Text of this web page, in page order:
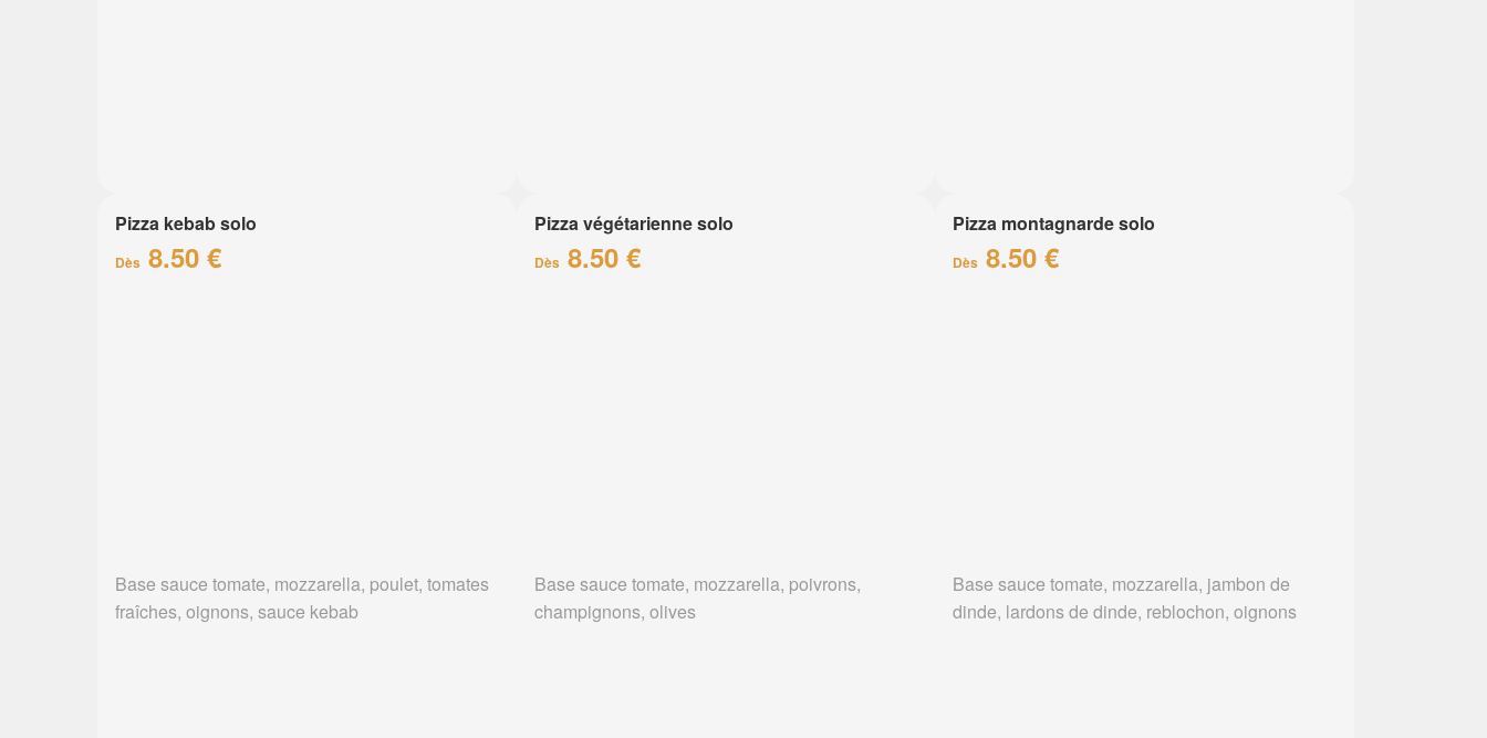
Pizza kebab solo
Dès 8.50 €
Base sauce tomate, mozzarella, poulet, tomates
fraîches, oignons, sauce kebab
Pizza végétarienne solo
Dès 8.50 €
Base sauce tomate, mozzarella, poivrons,
champignons, olives
Pizza montagnarde solo
Dès 8.50 €
Base sauce tomate, mozzarella, jambon de
dinde, lardons de dinde, reblochon, oignons